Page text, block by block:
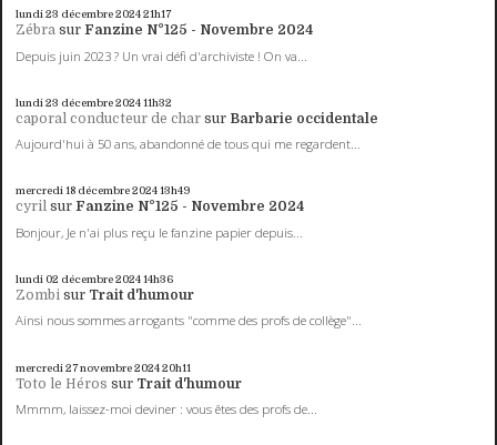
lundi 23 décembre 202421h17
Zébra sur Fanzine N°125 - Novembre 2024
Depuis juin 2023 ? Un vrai défi d'archiviste ! On va...
lundi 23 décembre 202411h32
caporal conducteur de char sur Barbarie occidentale
Aujourd'hui à 50 ans, abandonné de tous qui me regardent...
mercredi 18 décembre 202413h49
cyril sur Fanzine N°125 - Novembre 2024
Bonjour, Je n'ai plus reçu le fanzine papier depuis...
lundi 02 décembre 202414h36
Zombi sur Trait d'humour
Ainsi nous sommes arrogants "comme des profs de collège"...
mercredi 27novembre 202420h11
Toto le Héros sur Trait d'humour
Mmmm, laissez-moi deviner : vous êtes des profs de...